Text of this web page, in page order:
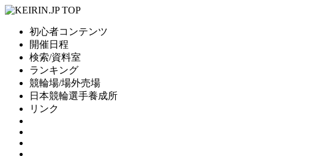
初心者コンテンツ
開催日程
検索/資料室
ランキング
競輪場/場外売場
日本競輪選手養成所
リンク